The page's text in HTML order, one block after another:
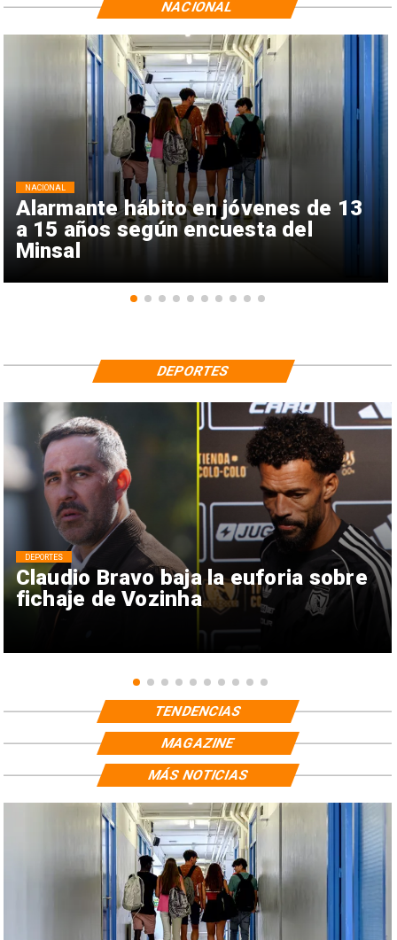
Alarmante hábito en jóvenes de 13
a 15 años según encuesta del
Minsal
NACIONAL
NACIONAL
Claudio Bravo baja la euforia sobre
fichaje de Vozinha
DEPORTES
DEPORTES
TENDENCIAS
MAGAZINE
MÁS NOTICIAS